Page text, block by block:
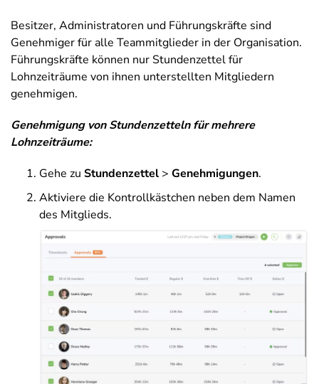
Besitzer, Administratoren und Führungskräfte sind
Genehmiger für alle Teammitglieder in der Organisation.
Führungskräfte können nur Stundenzettel für
Lohnzeiträume von ihnen unterstellten Mitgliedern
genehmigen.
Genehmigung von Stundenzetteln für mehrere
Lohnzeiträume:
Gehe zu Stundenzettel > Genehmigungen.
Aktiviere die Kontrollkästchen neben dem Namen
des Mitglieds.